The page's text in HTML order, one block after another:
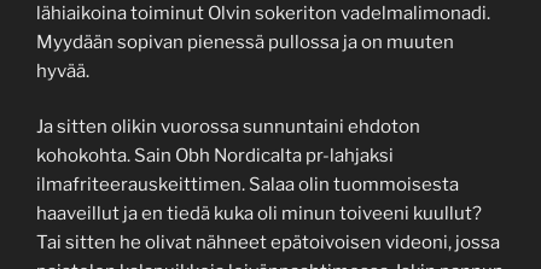
lähiaikoina toiminut Olvin sokeriton vadelmalimonadi.
Myydään sopivan pienessä pullossa ja on muuten
hyvää.
Ja sitten olikin vuorossa sunnuntaini ehdoton
kohokohta. Sain Obh Nordicalta pr-lahjaksi
ilmafriteerauskeittimen. Salaa olin tuommoisesta
haaveillut ja en tiedä kuka oli minun toiveeni kuullut?
Tai sitten he olivat nähneet epätoivoisen videoni, jossa